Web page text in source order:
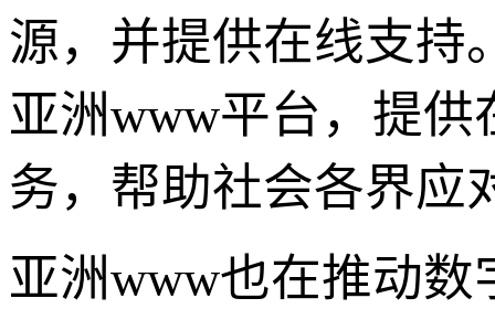
源，并提供在线支持
亚洲www平台，提
务，帮助社会各界应
亚洲www也在推动